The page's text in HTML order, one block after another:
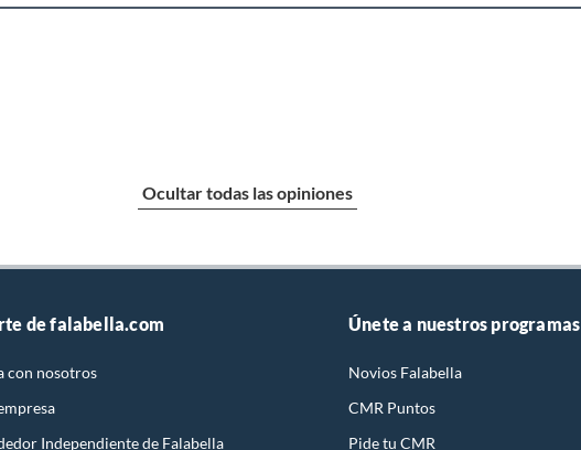
Ocultar todas las opiniones
de falabella.com
con nosotros
Independiente de Falabella
Únete a nuestros programas
Novios Falabella
CMR Puntos
Pide tu CMR